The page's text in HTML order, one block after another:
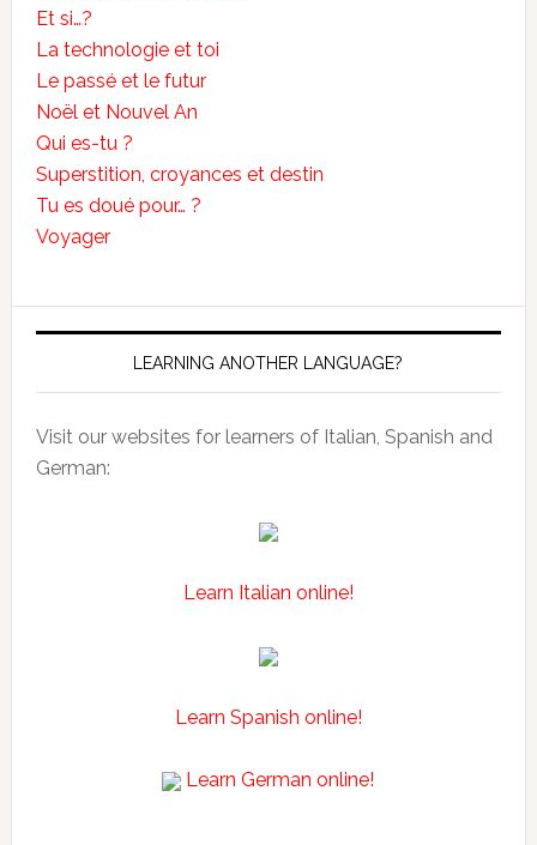
Et si…?
La technologie et toi
Le passé et le futur
Noël et Nouvel An
Qui es-tu ?
Superstition, croyances et destin
Tu es doué pour… ?
Voyager
LEARNING ANOTHER LANGUAGE?
Visit our websites for learners of Italian, Spanish and
German:
Learn Italian online!
Learn Spanish online!
Learn German online!